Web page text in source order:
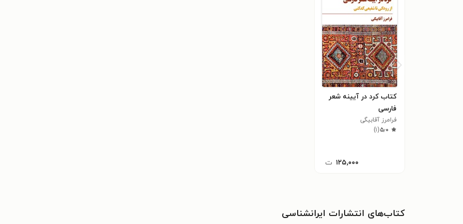
کتاب کرد در آیینه شعر
فارسی
فرامرز آقابیگی
۵٫۰(۱)
۱۲۵,۰۰۰ ت
کتاب‌های انتشارات ايرانشناسى